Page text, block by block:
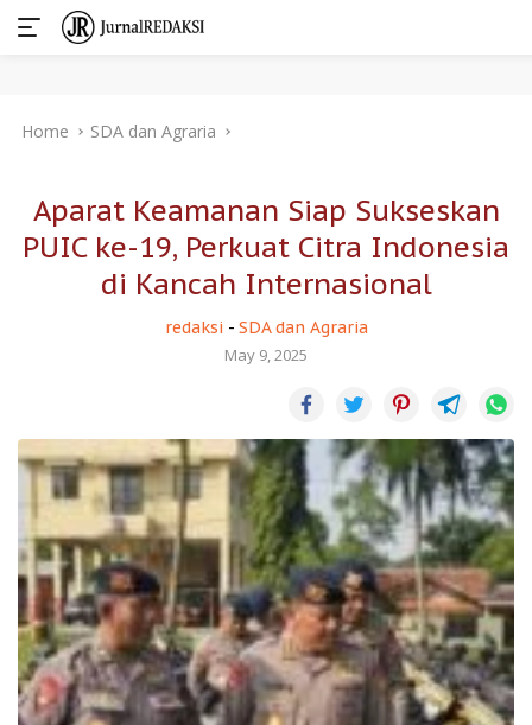
Home SDA dan Agraria
Aparat Keamanan Siap Sukseskan
PUIC ke-19, Perkuat Citra Indonesia
di Kancah Internasional
redaksi - SDA dan Agraria
May 9, 2025